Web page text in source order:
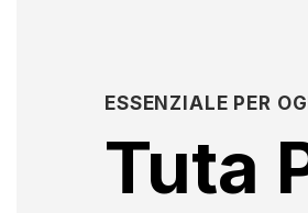
ESSENZIALE PER
Tuta